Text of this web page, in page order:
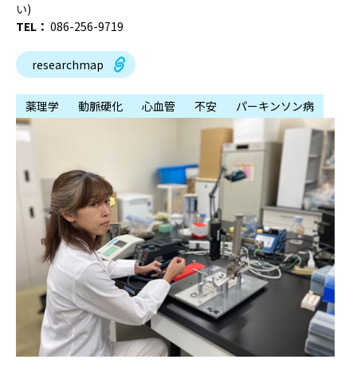
い)
TEL： 086-256-9719
researchmap
薬理学 動脈硬化 心血管 不安 パーキンソン病